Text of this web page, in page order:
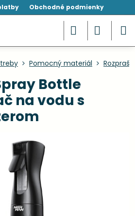
Obchodné podmienky
Pomocný materiál
Bottle
na vodu s